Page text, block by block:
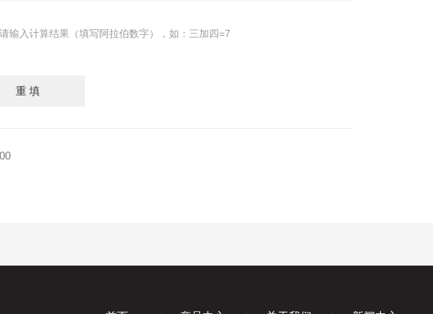
请输入计算结果（填写阿拉伯数字），如：三加四=7